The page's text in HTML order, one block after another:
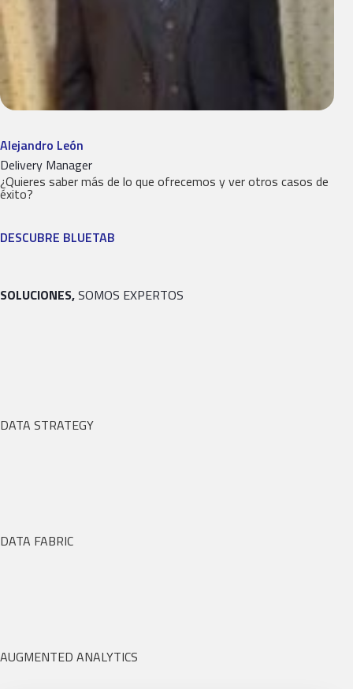
Alejandro León
Delivery Manager
¿Quieres saber más de lo que ofrecemos y ver otros casos de
éxito?
DESCUBRE BLUETAB
SOLUCIONES,SOMOS EXPERTOS
DATA STRATEGY
DATA FABRIC
AUGMENTED ANALYTICS